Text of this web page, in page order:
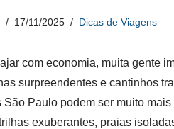
17/11/2025 Dicas de Viagens
com economia, muita gente
surpreendentes e cantinhos
Paulo podem ser muito
exuberantes, praias